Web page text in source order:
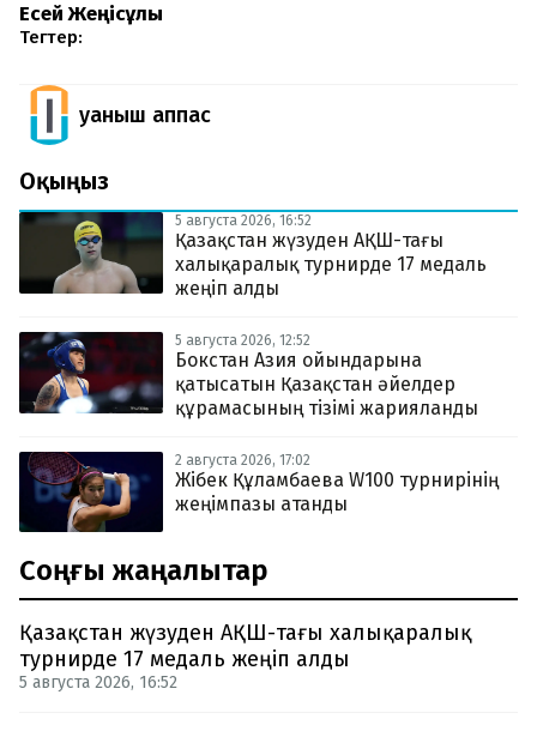
Есей Жеңісұлы
Тегтер:
Қуаныш Қаппас
Оқыңыз
5 августа 2026, 16:52
Қазақстан жүзуден АҚШ-тағы
халықаралық турнирде 17 медаль
жеңіп алды
5 августа 2026, 12:52
Бокстан Азия ойындарына
қатысатын Қазақстан әйелдер
құрамасының тізімі жарияланды
2 августа 2026, 17:02
Жібек Құламбаева W100 турнирінің
жеңімпазы атанды
Соңғы жаңалықтар
Қазақстан жүзуден АҚШ-тағы халықаралық
турнирде 17 медаль жеңіп алды
5 августа 2026, 16:52